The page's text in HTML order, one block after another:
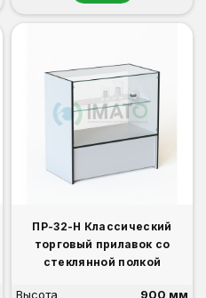
ПР-32-Н Классический
торговый прилавок со
стеклянной полкой
Высота 900 мм